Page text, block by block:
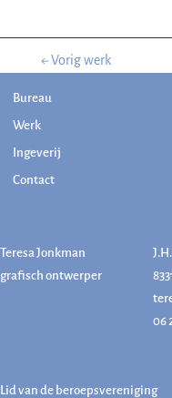
←Vorig werk
Bureau
Werk
Ingeverij
Contact
Teresa Jonkman
grafisch ontwerper
06
Lid van de beroepsvereniging